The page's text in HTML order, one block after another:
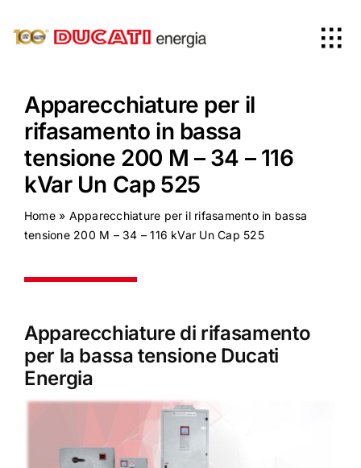
Prodotti
Certificazioni
Contatti
Apparecchiature per il
rifasamento in bassa
tensione 200 M – 34 – 116
kVar Un Cap 525
Home» Apparecchiature per il rifasamento in bassa
tensione 200 M – 34 – 116 kVar Un Cap 525
Apparecchiature di rifasamento
per la bassa tensione Ducati
Energia